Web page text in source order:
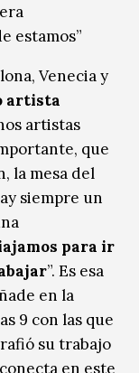
estamos”
Venecia y
artista
artistas
que
la mesa del
siempre un
para ir
”. Es esa
en la
9 con las que
su trabajo
en este